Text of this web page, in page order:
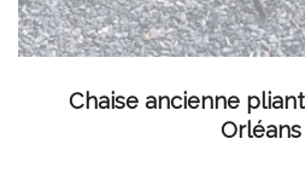
LIRE LA
Chaise ancienne
Orléans